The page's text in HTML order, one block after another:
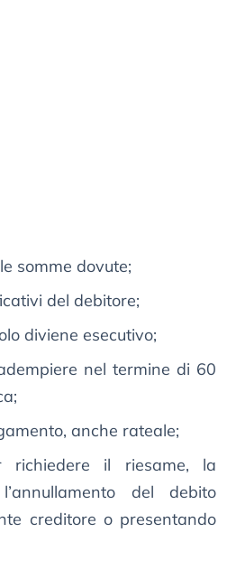
somme dovute;
del debitore;
diviene esecutivo;
nel termine di 60
anche rateale;
richiedere il riesame, la
del debito
creditore o presentando